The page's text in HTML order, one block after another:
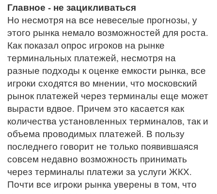
Главное - не зацикливаться
Но несмотря на все невеселые прогнозы, у
этого рынка немало возможностей для роста.
Как показал опрос игроков на рынке
терминальных платежей, несмотря на
разные подходы к оценке емкости рынка, все
игроки сходятся во мнении, что московский
рынок платежей через терминалы еще может
вырасти вдвое. Причем это касается как
количества установленных терминалов, так и
объема проводимых платежей. В пользу
последнего говорит не только появившаяся
совсем недавно возможность принимать
через терминалы платежи за услуги ЖКХ.
Почти все игроки рынка уверены в том, что